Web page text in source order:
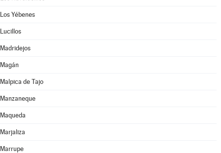
Los Yébenes
Lucillos
Madridejos
Magán
Malpica de Tajo
Manzaneque
Maqueda
Marjaliza
Marrupe